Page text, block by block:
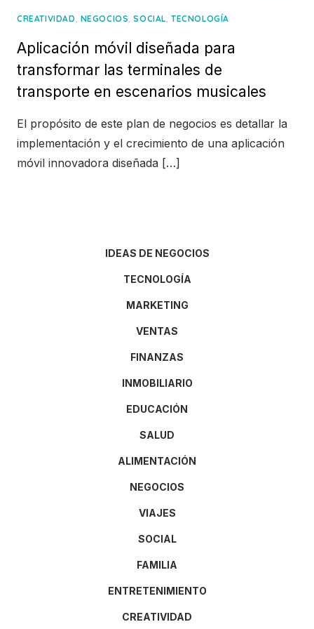
CREATIVIDAD, NEGOCIOS,SOCIAL,TECNOLOGÍA
Aplicación móvil diseñada para
transformar las terminales de
transporte en escenarios musicales
El propósito de este plan de negocios es detallar la
implementación y el crecimiento de una aplicación
móvil innovadora diseñada […]
IDEAS DE NEGOCIOS
TECNOLOGÍA
MARKETING
VENTAS
FINANZAS
INMOBILIARIO
EDUCACIÓN
SALUD
ALIMENTACIÓN
NEGOCIOS
VIAJES
SOCIAL
FAMILIA
ENTRETENIMIENTO
CREATIVIDAD